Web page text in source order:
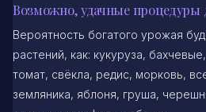
Возможно, удачные процедуры
Вероятность богатого урожая
растений, как: кукуруза,
томат, свёкла, редис, морковь,
земляника, яблоня, груша,